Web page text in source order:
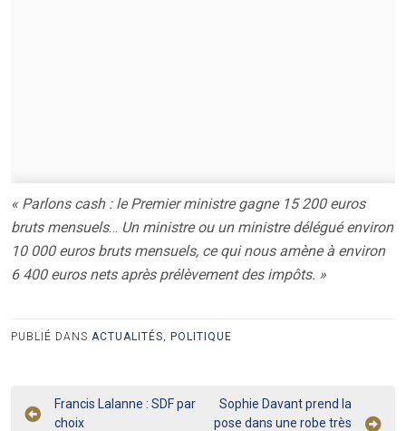
« Parlons cash : le Premier ministre gagne 15 200 euros
bruts mensuels… Un ministre ou un ministre délégué environ
10 000 euros bruts mensuels, ce qui nous amène à environ
6 400 euros nets après prélèvement des impôts. »
PUBLIÉ DANS ACTUALITÉS, POLITIQUE
Navigation
Francis Lalanne : SDF par
choix
Sophie Davant prend la
pose dans une robe très